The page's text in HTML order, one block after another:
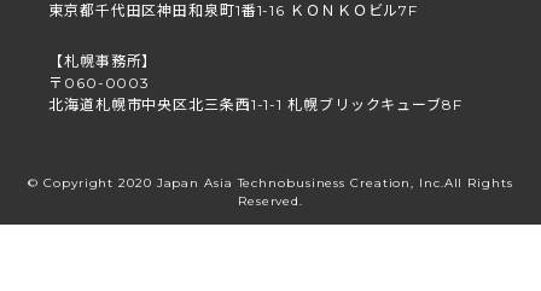
東京都千代田区神田和泉町1番1-16 ＫＯＮＫＯビル7F
【札幌事務所】
〒060-0003
北海道札幌市中央区北三条西1-1-1 札幌ブリックキューブ8F
© Copyright 2020 Japan Asia Technobusiness Creation, Inc.All Rights
Reserved.